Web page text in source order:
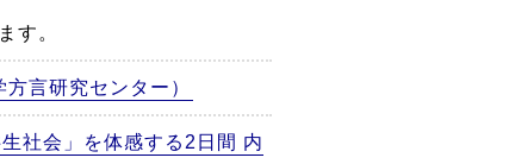
す。
言研究センター）
社会」を体感する2日間 内